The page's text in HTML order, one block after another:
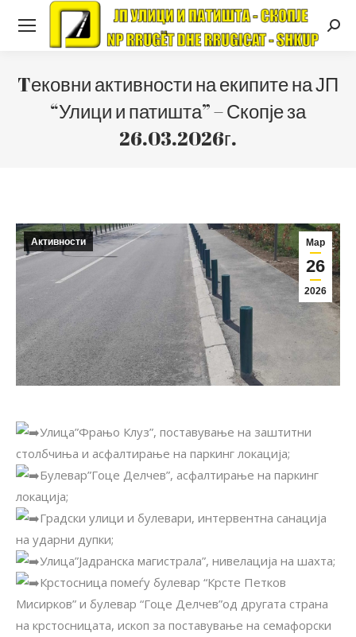
Tековни активности на екипите на ЈП
“Улици и патишта” – Скопје за
26.03.2026г.
Мар
26
2026
Активности
Улица”Фрањо Клуз”, поставување на заштитни
столбчиња и асфалтирање на паркинг локација;
Булевар”Гоце Делчев”, асфалтирање на паркинг
локација;
Градски улици и булевари, интервентна санација
на ударни дупки;
Улица”Јадранска магистрала”, нивелација на шахта;
Крстосница помеѓу булевар “Крсте Петков
Мисирков” и булевар “Гоце Делчев”од другата страна
на крстосницата, ископ за поставување на семафорски